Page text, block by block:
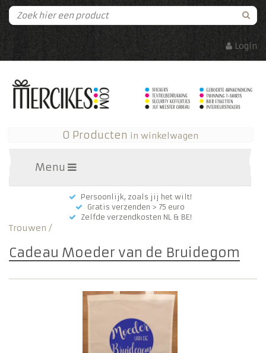
Login
0 Producten in winkelwagen
Menu
Persoonlijk, zoals jij het wilt!
Gratis verzenden > 75 euro
Zelfde verzendkosten NL & BE!
Trouwen /
Cadeau Moeder van de Bruidegom